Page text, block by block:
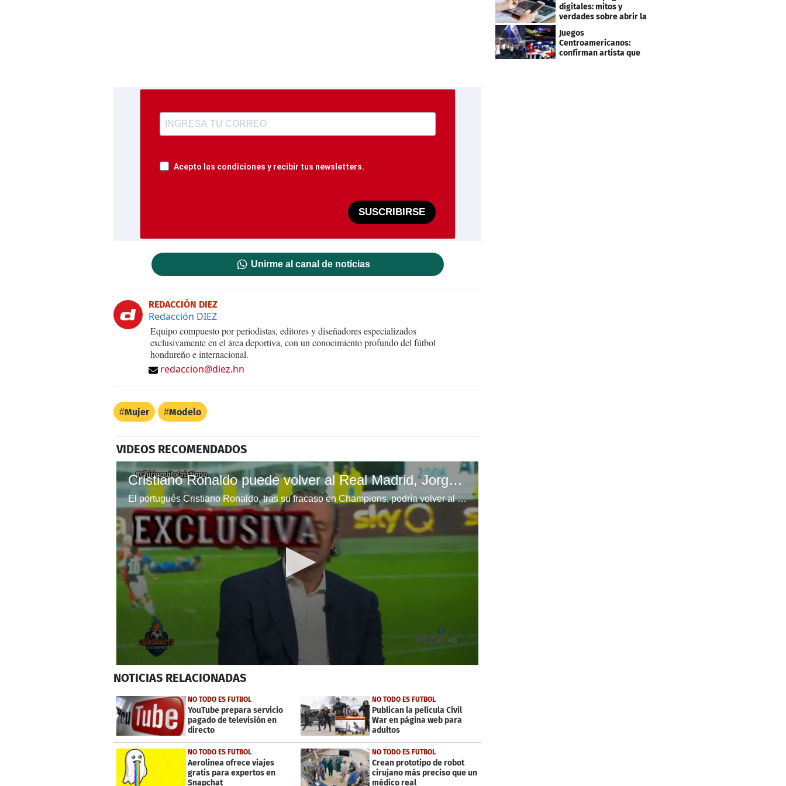
Acepto las condiciones y recibir tus newsletters.
SUSCRIBIRSE
Unirme al canal de noticias
REDACCIÓN DIEZ
Redacción DIEZ
Equipo compuesto por periodistas, editores y diseñadores especializados
exclusivamente en el área deportiva, con un conocimiento profundo del fútbol
hondureño e internacional.
redaccion@diez.hn
Mujer Modelo
VIDEOS RECOMENDADOS
Cristiano Ronaldo puede volver al Real Madrid, Jorge Mendes lo ha ofrecido al club
El portugués Cristiano Ronaldo, tras su fracaso en Champions, podría volver al Real Madrid Madrid para cerrar su carrera como profesional.
seconds
1
minute,
5
secondsVolume
0%
NOTICIAS RELACIONADAS
NO TODO ES FUTBOL
YouTube prepara servicio
pagado de televisión en
directo
NO TODO ES FUTBOL
Publican la película Civil
War en página web para
adultos
NO TODO ES FUTBOL
Aerolinea ofrece viajes
gratis para expertos en
Snapchat
NO TODO ES FUTBOL
Crean prototipo de robot
cirujano más preciso que un
médico real
digitales: mitos y
verdades sobre abrir la
Juegos
Centroamericanos:
confirman artista que